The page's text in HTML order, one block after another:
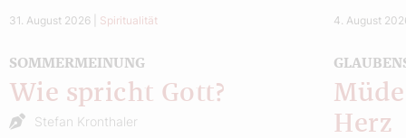
31. August 2026 Spiritualität
SOMMERMEINUNG
Wie spricht Gott?
Stefan Kronthaler
4. August
Herz